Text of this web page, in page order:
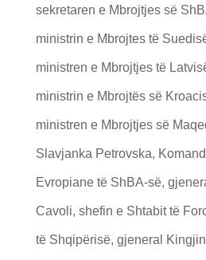
sekretaren e Mbrojtjes së
ministrin e Mbrojtes të
ministren e Mbrojtjes të
ministrin e Mbrojtës së
ministren e Mbrojtjes së
Slavjanka Petrovska,
Evropiane të ShBA-së,
Cavoli, shefin e Shtabit të
të Shqipërisë, gjeneral